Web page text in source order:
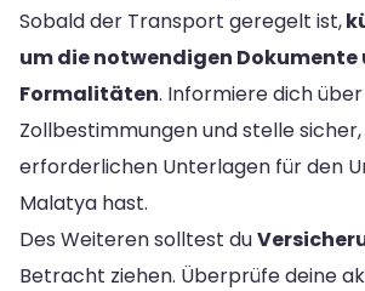
Sobald der Transport geregelt ist,
um die notwendigen Dokumente
Formalitäten. Informiere dich
Zollbestimmungen und stelle
erforderlichen Unterlagen für den
Malatya hast.
Des Weiteren solltest du
Betracht ziehen. Überprüfe deine